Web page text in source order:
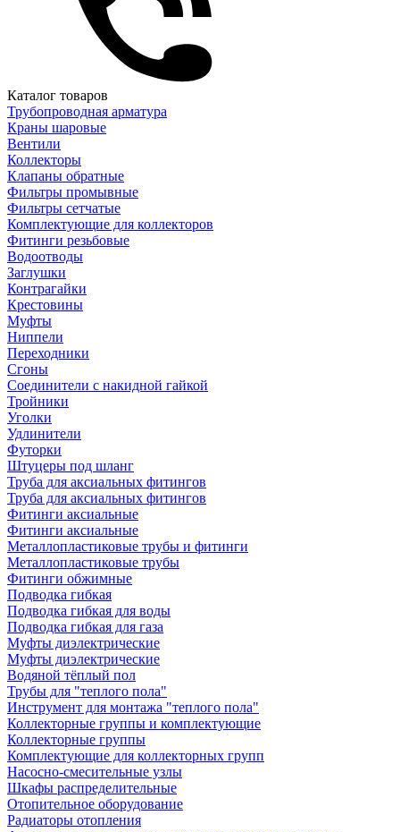
Каталог товаров
Трубопроводная арматура
Краны шаровые
Вентили
Коллекторы
Клапаны обратные
Фильтры промывные
Фильтры сетчатые
Комплектующие для коллекторов
Фитинги резьбовые
Водоотводы
Заглушки
Контрагайки
Крестовины
Муфты
Ниппели
Переходники
Сгоны
Соединители с накидной гайкой
Тройники
Уголки
Удлинители
Футорки
Штуцеры под шланг
Труба для аксиальных фитингов
Труба для аксиальных фитингов
Фитинги аксиальные
Фитинги аксиальные
Металлопластиковые трубы и фитинги
Металлопластиковые трубы
Фитинги обжимные
Подводка гибкая
Подводка гибкая для воды
Подводка гибкая для газа
Муфты диэлектрические
Муфты диэлектрические
Водяной тёплый пол
Трубы для "теплого пола"
Инструмент для монтажа "теплого пола"
Коллекторные группы и комплектующие
Коллекторные группы
Комплектующие для коллекторных групп
Насосно-смесительные узлы
Шкафы распределительные
Отопительное оборудование
Радиаторы отопления